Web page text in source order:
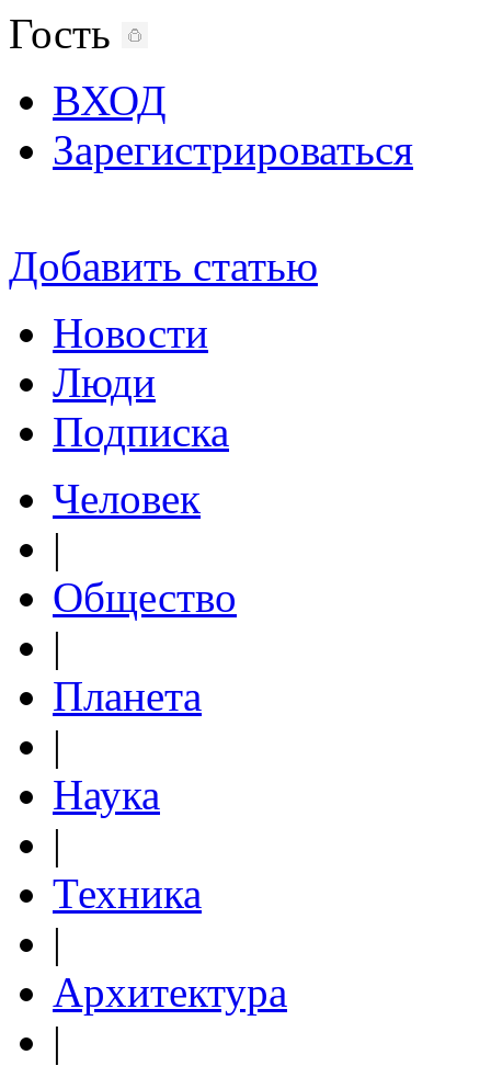
Гость
ВХОД
Зарегистрироваться
Добавить статью
Новости
Люди
Подписка
Человек
|
Общество
|
Планета
|
Наука
|
Техника
|
Архитектура
|